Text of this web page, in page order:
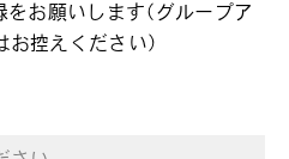
お願いします（グループア
控えください）